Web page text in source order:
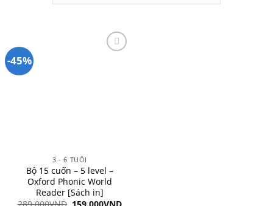
-45%
3 - 6 TUỔI
Bộ 15 cuốn – 5 level –
Oxford Phonic World
Reader [Sách in]
Giá Giá